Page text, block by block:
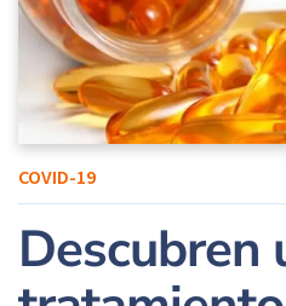
COVID-19
Descubren